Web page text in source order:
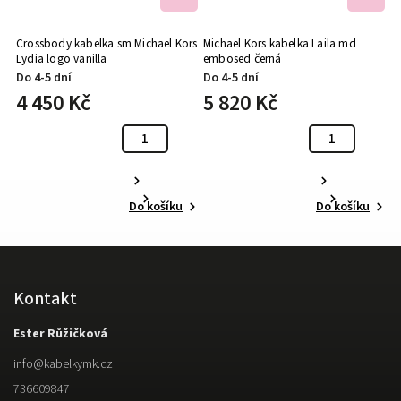
Crossbody kabelka sm Michael Kors
Lydia logo vanilla
Do 4-5 dní
4 450 Kč
Do košíku
Michael Kors kabelka Laila md
embosed černá
Do 4-5 dní
5 820 Kč
Do košíku
Kontakt
Ester Růžičková
info@kabelkymk.cz
736609847